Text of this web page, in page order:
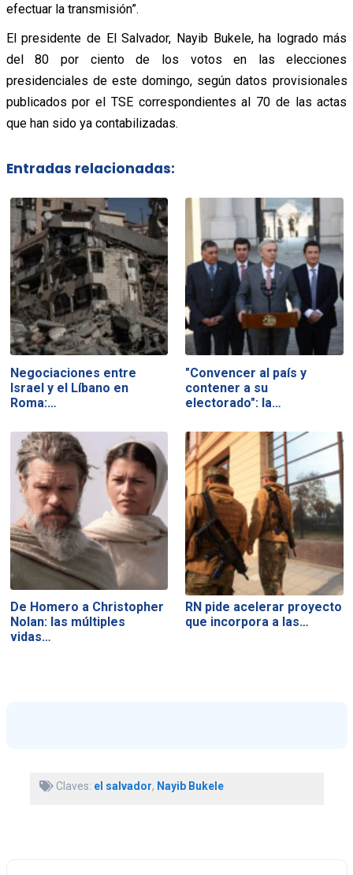
efectuar la transmisión”.
El presidente de El Salvador, Nayib Bukele, ha logrado más
del 80 por ciento de los votos en las elecciones
presidenciales de este domingo, según datos provisionales
publicados por el TSE correspondientes al 70 de las actas
que han sido ya contabilizadas.
Entradas relacionadas:
Negociaciones entre
Israel y el Líbano en
Roma:…
"Convencer al país y
contener a su
electorado": la…
De Homero a Christopher
Nolan: las múltiples
vidas…
RN pide acelerar proyecto
que incorpora a las…
Claves: el salvador, Nayib Bukele